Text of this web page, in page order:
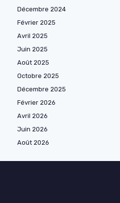
Décembre 2024
Février 2025
Avril 2025
Juin 2025
Août 2025
Octobre 2025
Décembre 2025
Février 2026
Avril 2026
Juin 2026
Août 2026